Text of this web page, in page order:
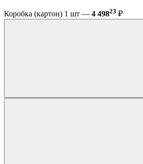
Коробка (картон) 1 шт — 4 49823 ₽